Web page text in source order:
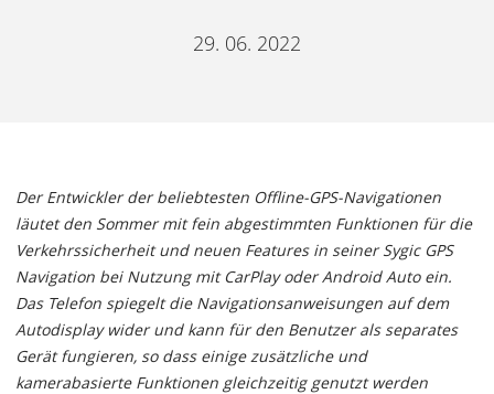
29. 06. 2022
Der Entwickler der beliebtesten Offline-GPS-Navigationen
läutet den Sommer mit fein abgestimmten Funktionen für die
Verkehrssicherheit und neuen Features in seiner Sygic GPS
Navigation bei Nutzung mit CarPlay oder Android Auto ein.
Das Telefon spiegelt die Navigationsanweisungen auf dem
Autodisplay wider und kann für den Benutzer als separates
Gerät fungieren, so dass einige zusätzliche und
kamerabasierte Funktionen gleichzeitig genutzt werden